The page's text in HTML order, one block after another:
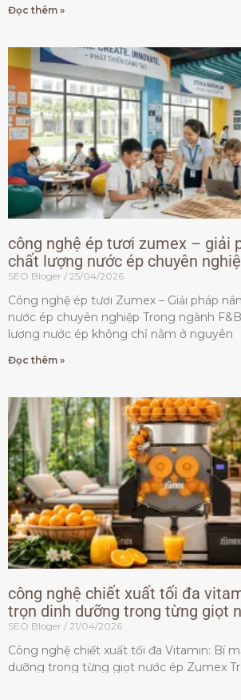
Đọc thêm »
công nghệ ép tươi zumex – giải
chất lượng nước ép chuyên
SEO Bloger 25/04/2026
Công nghệ ép tươi Zumex – Giải pháp
nước ép chuyên nghiệp Trong ngành
lượng nước ép không chỉ nằm ở nguyên
Đọc thêm »
công nghệ chiết xuất tối đa
trọn dinh dưỡng trong từng giọt
SEO Bloger 21/04/2026
Công nghệ chiết xuất tối đa Vitamin: Bí
dưỡng trong từng giọt nước ép Zumex